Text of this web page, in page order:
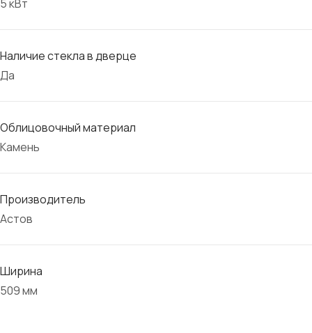
5 кВт
Наличие стекла в дверце
Да
Облицовочный материал
Камень
Производитель
Астов
Ширина
509 мм